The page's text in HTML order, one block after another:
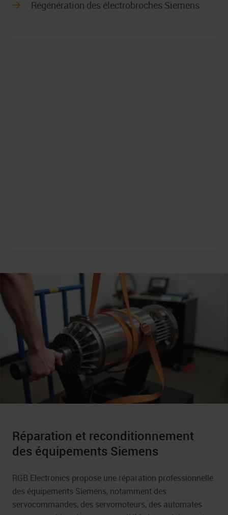
Régénération des électrobroches Siemens
Essais fonctionnels des
Réparation et reconditionnement
des équipements Siemens
RGB Electronics propose une réparation professionnelle
des équipements Siemens, notamment des
servocommandes, des servomoteurs, des automates